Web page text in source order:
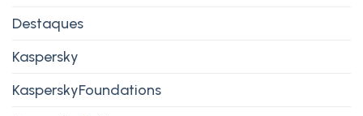
Destaques
Kaspersky
KasperskyFoundations